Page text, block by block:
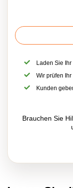
Laden Sie
Wir prüfen
Kunden
Brauchen Sie